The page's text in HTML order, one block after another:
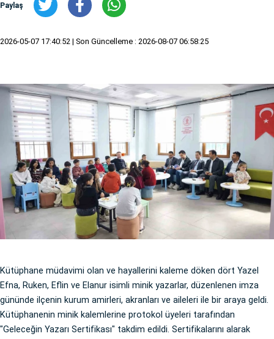
Paylaş
2026-05-07 17:40:52 | Son Güncelleme : 2026-08-07 06:58:25
Kütüphane müdavimi olan ve hayallerini kaleme döken dört Yazel
Efna, Ruken, Eflin ve Elanur isimli minik yazarlar, düzenlenen imza
gününde ilçenin kurum amirleri, akranları ve aileleri ile bir araya geldi.
Kütüphanenin minik kalemlerine protokol üyeleri tarafından
"Geleceğin Yazarı Sertifikası" takdim edildi. Sertifikalarını alarak